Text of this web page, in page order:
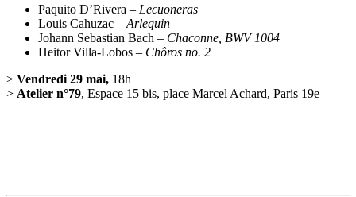
Paquito D’Rivera – Lecuoneras
Louis Cahuzac – Arlequin
Johann Sebastian Bach – Chaconne, BWV 1004
Heitor Villa-Lobos – Chôros no. 2
> Vendredi 29 mai, 18h
> Atelier n°79, Espace 15 bis, place Marcel Achard, Paris 19e